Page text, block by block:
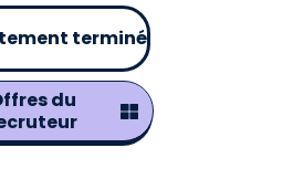
terminé
du